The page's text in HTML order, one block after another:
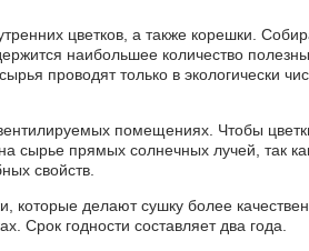
цветков, а также корешки.
наибольшее количество
проводят только в экологически
помещениях. Чтобы
сырье прямых солнечных лучей, так
свойств.
которые делают сушку более
Срок годности составляет два года.